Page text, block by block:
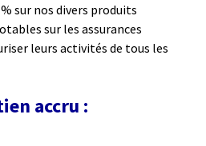
sur nos divers produits
sur les assurances
leurs activités de tous les
accru :